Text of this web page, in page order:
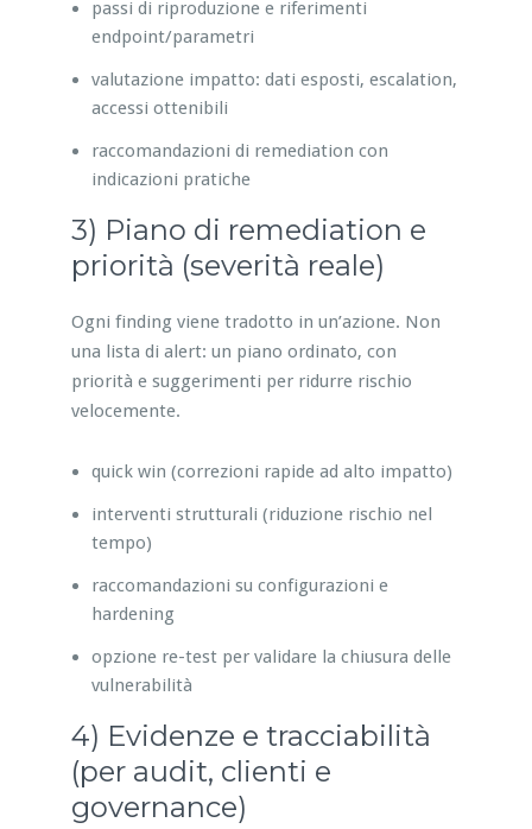
passi di riproduzione e riferimenti
endpoint/parametri
valutazione impatto: dati esposti, escalation,
accessi ottenibili
raccomandazioni di remediation con
indicazioni pratiche
3) Piano di remediation e
priorità (severità reale)
Ogni finding viene tradotto in un’azione. Non
una lista di alert: un piano ordinato, con
priorità e suggerimenti per ridurre rischio
velocemente.
quick win (correzioni rapide ad alto impatto)
interventi strutturali (riduzione rischio nel
tempo)
raccomandazioni su configurazioni e
hardening
opzione re-test per validare la chiusura delle
vulnerabilità
4) Evidenze e tracciabilità
(per audit, clienti e
governance)